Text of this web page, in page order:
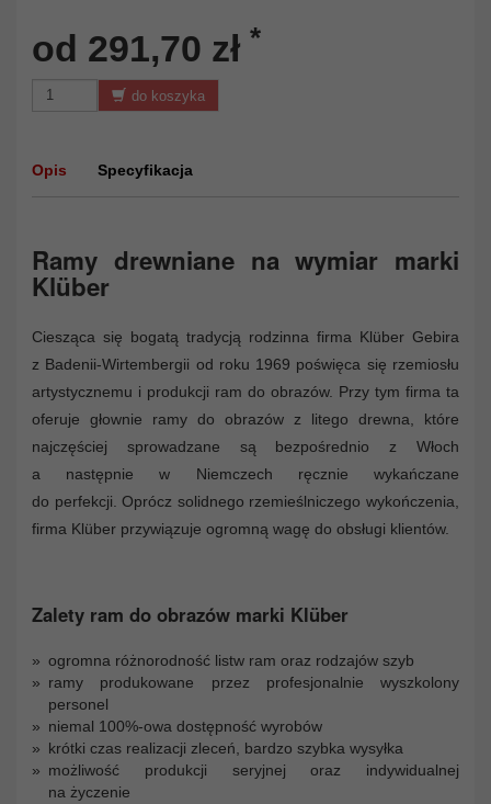
od 291,70 zł *
do koszyka
Opis Specyfikacja
Ramy drewniane na wymiar marki
Klüber
Ciesząca się bogatą tradycją rodzinna firma Klüber Gebira
z Badenii-Wirtembergii od roku 1969 poświęca się rzemiosłu
artystycznemu i produkcji ram do obrazów. Przy tym firma ta
oferuje głownie ramy do obrazów z litego drewna, które
najczęściej sprowadzane są bezpośrednio z Włoch
a następnie w Niemczech ręcznie wykańczane
do perfekcji. Oprócz solidnego rzemieślniczego wykończenia,
firma Klüber przywiązuje ogromną wagę do obsługi klientów.
Zalety ram do obrazów marki Klüber
ogromna różnorodność listw ram oraz rodzajów szyb
ramy produkowane przez profesjonalnie wyszkolony
personel
niemal 100%-owa dostępność wyrobów
krótki czas realizacji zleceń, bardzo szybka wysyłka
możliwość produkcji seryjnej oraz indywidualnej
na życzenie